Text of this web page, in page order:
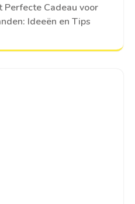
Perfecte Cadeau voor
Ideeën en Tips